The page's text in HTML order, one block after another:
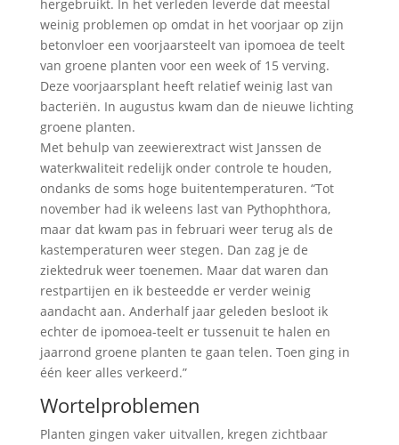
hergebruikt. In het verleden leverde dat meestal
weinig problemen op omdat in het voorjaar op zijn
betonvloer een voorjaarsteelt van ipomoea de teelt
van groene planten voor een week of 15 verving.
Deze voorjaarsplant heeft relatief weinig last van
bacteriën. In augustus kwam dan de nieuwe lichting
groene planten.
Met behulp van zeewierextract wist Janssen de
waterkwaliteit redelijk onder controle te houden,
ondanks de soms hoge buitentemperaturen. “Tot
november had ik weleens last van Pythophthora,
maar dat kwam pas in februari weer terug als de
kastemperaturen weer stegen. Dan zag je de
ziektedruk weer toenemen. Maar dat waren dan
restpartijen en ik besteedde er verder weinig
aandacht aan. Anderhalf jaar geleden besloot ik
echter de ipomoea-teelt er tussenuit te halen en
jaarrond groene planten te gaan telen. Toen ging in
één keer alles verkeerd.”
Wortelproblemen
Planten gingen vaker uitvallen, kregen zichtbaar